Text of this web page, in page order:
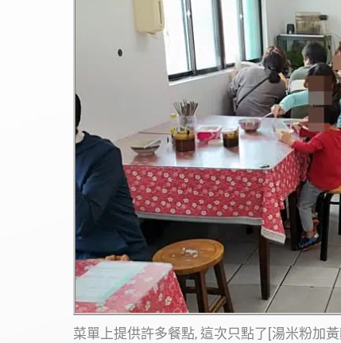
菜單上提供許多餐點, 這次只點了[湯米粉加